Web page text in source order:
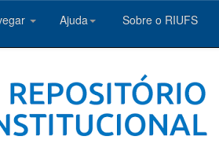
Ajuda Sobre o RIUFS